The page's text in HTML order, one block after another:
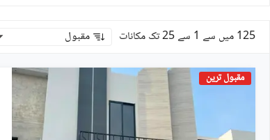
125 میں سے 1 سے 25 تک مکانات مقبول
مقبول ترین